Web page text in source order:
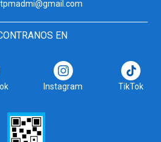
EN
Instagram TikTok